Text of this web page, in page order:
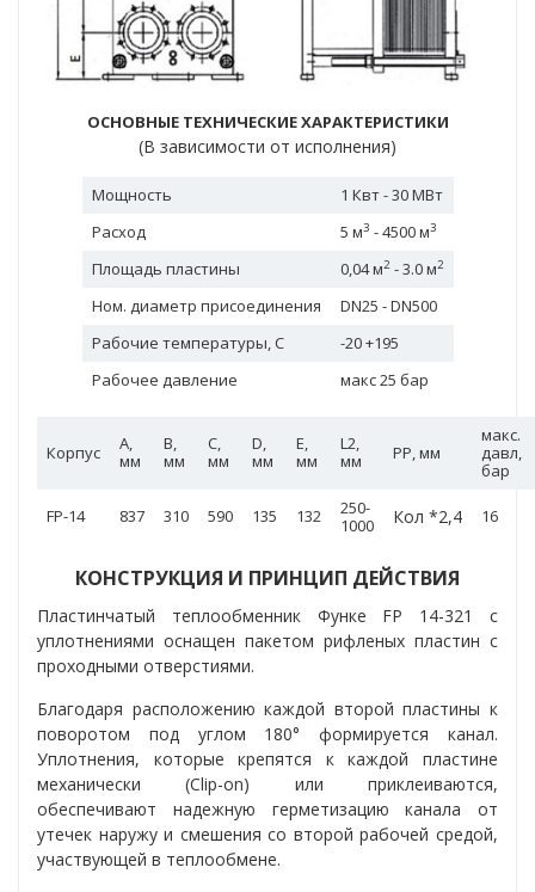
ОСНОВНЫЕ ТЕХНИЧЕСКИЕ ХАРАКТЕРИСТИКИ
(В зависимости от исполнения)
Мощность
1 Квт - 30 МВт
Расход
5 м3 - 4500 м3
Площадь пластины 0,04 м2- 3.0 м2
Ном. диаметр присоединения
DN25 - DN500
Рабочие температуры, C
-20 +195
Рабочее давление
макс 25 бар
Корпус
А,
мм
B,
мм
C,
мм
D,
мм
E,
мм
L2,
мм
PP, мм
макс.
давл,
бар
FP-14 837 310 590 135 132
250-
1000
Кол *2,4 16
КОНСТРУКЦИЯ И ПРИНЦИП ДЕЙСТВИЯ
Пластинчатый теплообменник Функе FP 14-321 с
уплотнениями оснащен пакетом рифленых пластин с
проходными отверстиями.
Благодаря расположению каждой второй пластины к
поворотом под углом 180° формируется канал.
Уплотнения, которые крепятся к каждой пластине
механически (Clip-on) или приклеиваются,
обеспечивают надежную герметизацию канала от
утечек наружу и смешения со второй рабочей средой,
участвующей в теплообмене.